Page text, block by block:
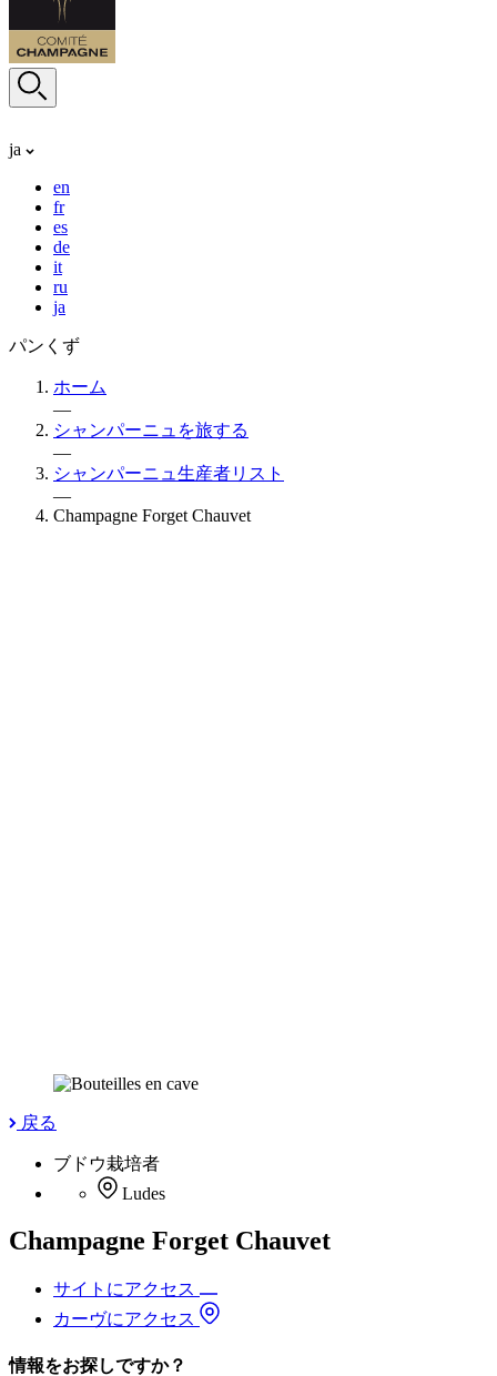
ja
en
fr
es
de
it
ru
ja
パンくず
ホーム
—
シャンパーニュを旅する
—
シャンパーニュ生産者リスト
—
Champagne Forget Chauvet
戻る
ブドウ栽培者
Ludes
Champagne Forget Chauvet
サイトにアクセス
カーヴにアクセス
情報をお探しですか？